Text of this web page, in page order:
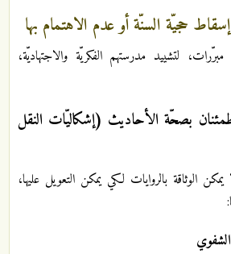
حجيّة السنّة أو عدم الاهتمام بها
لتشييد مدرستهم الفكريّة والاجتهاديّة،
بصحّة الأحاديث (إشكاليّات النقل
الوثاقة بالروايات لكي يمكن التعويل عليها،